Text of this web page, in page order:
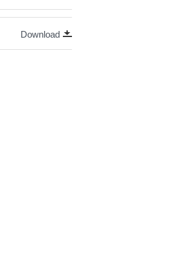
Download